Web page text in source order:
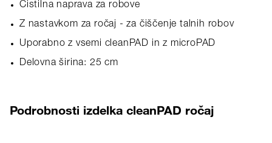
Čistilna naprava za robove
Z nastavkom za ročaj - za čiščenje talnih robov
Uporabno z vsemi cleanPAD in z microPAD
Delovna širina: 25 cm
Podrobnosti izdelka cleanPAD ročaj